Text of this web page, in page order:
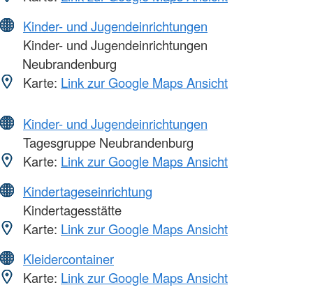
Kinder- und Jugendeinrichtungen
Kinder- und Jugendeinrichtungen
Neubrandenburg
Karte: Link zur Google Maps Ansicht
Kinder- und Jugendeinrichtungen
Tagesgruppe Neubrandenburg
Karte: Link zur Google Maps Ansicht
Kindertageseinrichtung
Kindertagesstätte
Karte: Link zur Google Maps Ansicht
Kleidercontainer
Karte: Link zur Google Maps Ansicht